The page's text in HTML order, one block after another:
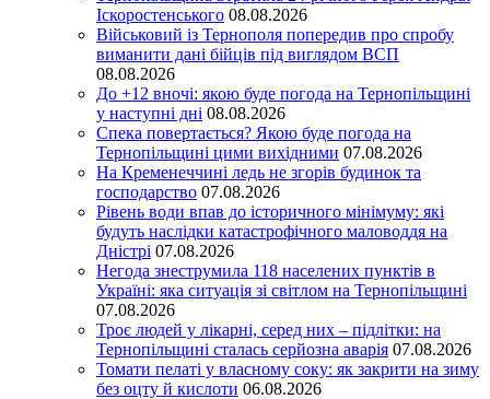
Іскоростенського 08.08.2026
Військовий із Тернополя попередив про спробу
виманити дані бійців під виглядом ВСП
08.08.2026
До +12 вночі: якою буде погода на Тернопільщині
у наступні дні 08.08.2026
Спека повертається? Якою буде погода на
Тернопільщині цими вихідними 07.08.2026
На Кременеччині ледь не згорів будинок та
господарство 07.08.2026
Рівень води впав до історичного мінімуму: які
будуть наслідки катастрофічного маловоддя на
Дністрі 07.08.2026
Негода знеструмила 118 населених пунктів в
Україні: яка ситуація зі світлом на Тернопільщині
07.08.2026
Троє людей у лікарні, серед них – підлітки: на
Тернопільщині сталась серйозна аварія 07.08.2026
Томати пелаті у власному соку: як закрити на зиму
без оцту й кислоти 06.08.2026